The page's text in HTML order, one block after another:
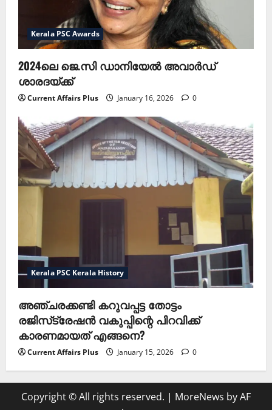
Kerala PSC Awards
2024ലെ ജെ.സി ഡാനിയേല്‍ അവാര്‍ഡ്
ശാരദയ്ക്ക്
Current Affairs Plus January 16, 2026 0
Kerala PSC Kerala History
അഞ്ചരക്കണ്ടി കറുവപ്പട്ട തോട്ടം
രജിസ്‌ട്രേഷന്‍ വകുപ്പിന്റെ പിറവിക്ക്
കാരണമായത് എങ്ങനെ?
Current Affairs Plus January 15, 2026 0
Copyright © All rights reserved. | MoreNews by AF